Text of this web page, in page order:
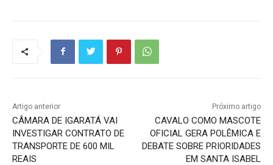
Artigo anterior
CÂMARA DE IGARATÁ VAI
INVESTIGAR CONTRATO DE
TRANSPORTE DE 600 MIL
REAIS
Próximo artigo
CAVALO COMO MASCOTE
OFICIAL GERA POLÊMICA E
DEBATE SOBRE PRIORIDADES
EM SANTA ISABEL